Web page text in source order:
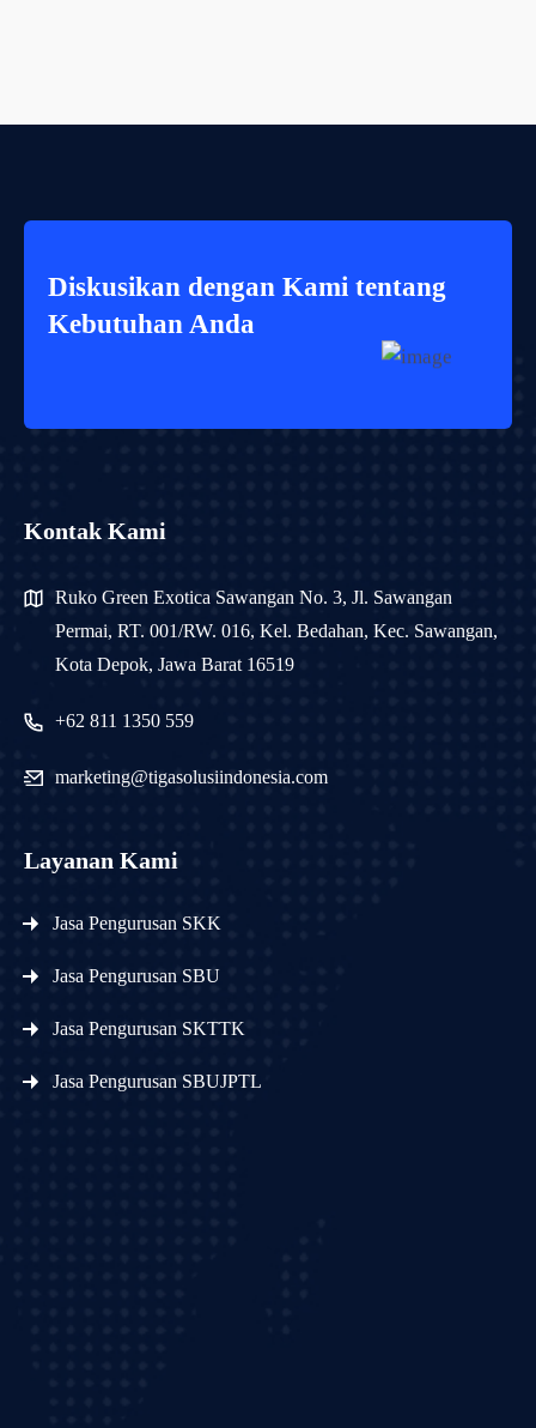
Diskusikan dengan Kami tentang
Kebutuhan Anda
Kontak Kami
Ruko Green Exotica Sawangan No. 3, Jl. Sawangan
Permai, RT. 001/RW. 016, Kel. Bedahan, Kec. Sawangan,
Kota Depok, Jawa Barat 16519
+62 811 1350 559
marketing@tigasolusiindonesia.com
Layanan Kami
Jasa Pengurusan SKK
Jasa Pengurusan SBU
Jasa Pengurusan SKTTK
Jasa Pengurusan SBUJPTL